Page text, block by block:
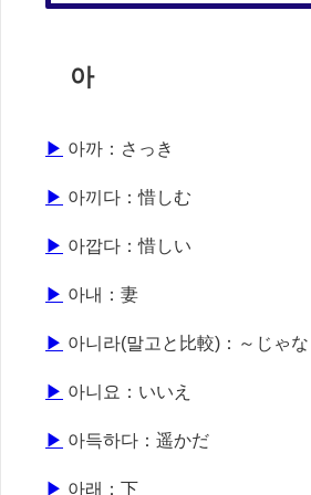
아
▶ 아까：さっき
▶ 아끼다：惜しむ
▶ 아깝다：惜しい
▶ 아내：妻
▶ 아니라(말고と比較)：～じゃ
▶ 아니요：いいえ
▶ 아득하다：遥かだ
▶ 아래：下